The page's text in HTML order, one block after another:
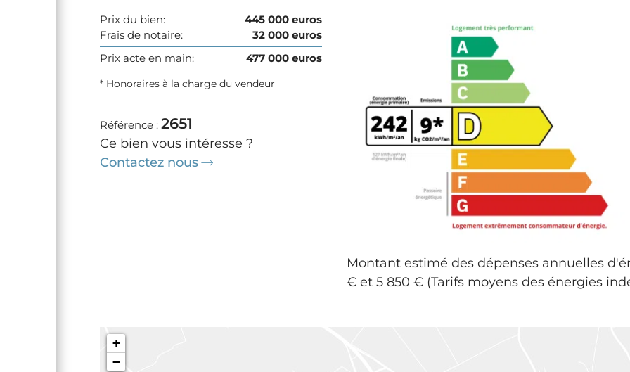
Prix du bien:
445 000 euros
Frais de notaire:
32 000 euros
Prix acte en main:
477 000 euros
* Honoraires à la charge du vendeur
Référence : 2651
Ce bien vous intéresse ?
Contactez nous
Montant estimé des dépenses annuelles
€ et 5 850 € (Tarifs moyens des énergies
+
−